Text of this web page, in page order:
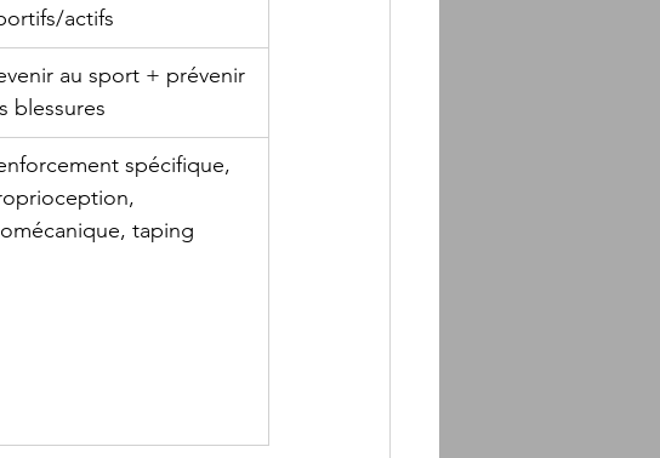
actifs
au sport + prévenir
blessures
spécifique,
taping